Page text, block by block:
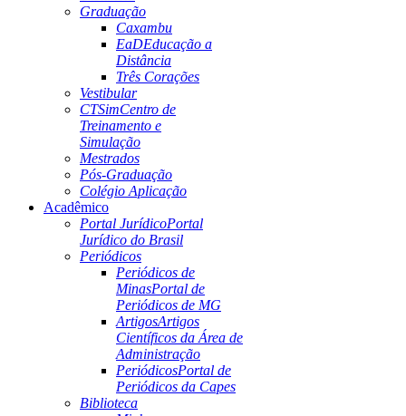
Graduação
Caxambu
EaDEducação a
Distância
Três Corações
Vestibular
CTSimCentro de
Treinamento e
Simulação
Mestrados
Pós-Graduação
Colégio Aplicação
Acadêmico
Portal JurídicoPortal
Jurídico do Brasil
Periódicos
Periódicos de
MinasPortal de
Periódicos de MG
ArtigosArtigos
Científicos da Área de
Administração
PeriódicosPortal de
Periódicos da Capes
Biblioteca